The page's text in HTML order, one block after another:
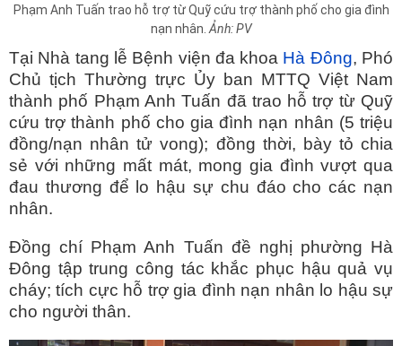
Phạm Anh Tuấn trao hỗ trợ từ Quỹ cứu trợ thành phố cho gia đình
nạn nhân. Ảnh: PV
Tại Nhà tang lễ Bệnh viện đa khoa Hà Đông, Phó
Chủ tịch Thường trực Ủy ban MTTQ Việt Nam
thành phố Phạm Anh Tuấn đã trao hỗ trợ từ Quỹ
cứu trợ thành phố cho gia đình nạn nhân (5 triệu
đồng/nạn nhân tử vong); đồng thời, bày tỏ chia
sẻ với những mất mát, mong gia đình vượt qua
đau thương để lo hậu sự chu đáo cho các nạn
nhân.
Đồng chí Phạm Anh Tuấn đề nghị phường Hà
Đông tập trung công tác khắc phục hậu quả vụ
cháy; tích cực hỗ trợ gia đình nạn nhân lo hậu sự
cho người thân.